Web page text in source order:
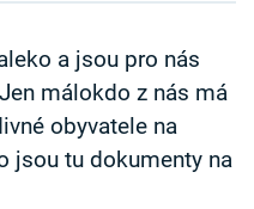
a jsou pro nás
málokdo z nás má
obyvatele na
jsou tu dokumenty na